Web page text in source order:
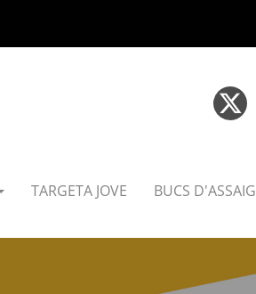
TARGETA JOVE BUCS D'ASSAIG